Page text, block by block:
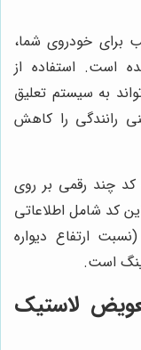
برای خودروی شما،
است. استفاده از
به سیستم تعلیق
رانندگی را کاهش
کد چند رقمی بر روی
کد شامل اطلاعاتی
ارتفاع دیواره
است.
لاستیک